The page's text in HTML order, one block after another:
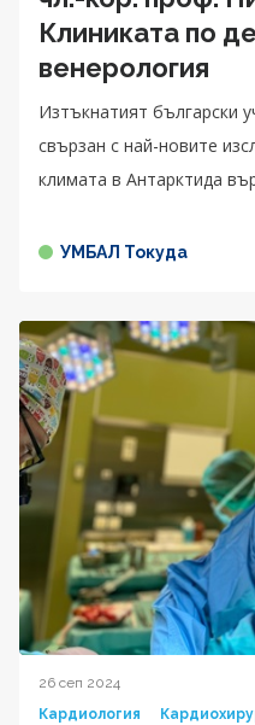
Клиниката по
венерология
Изтъкнатият български
свързан с най-новите
климата в Антарктида
УМБАЛ Токуда
26 сеп 2024
Кардиология